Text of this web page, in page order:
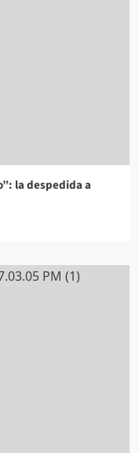
la despedida a